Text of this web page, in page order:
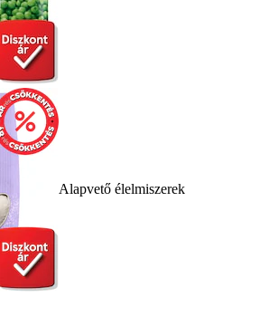
Alapvető élelmiszerek